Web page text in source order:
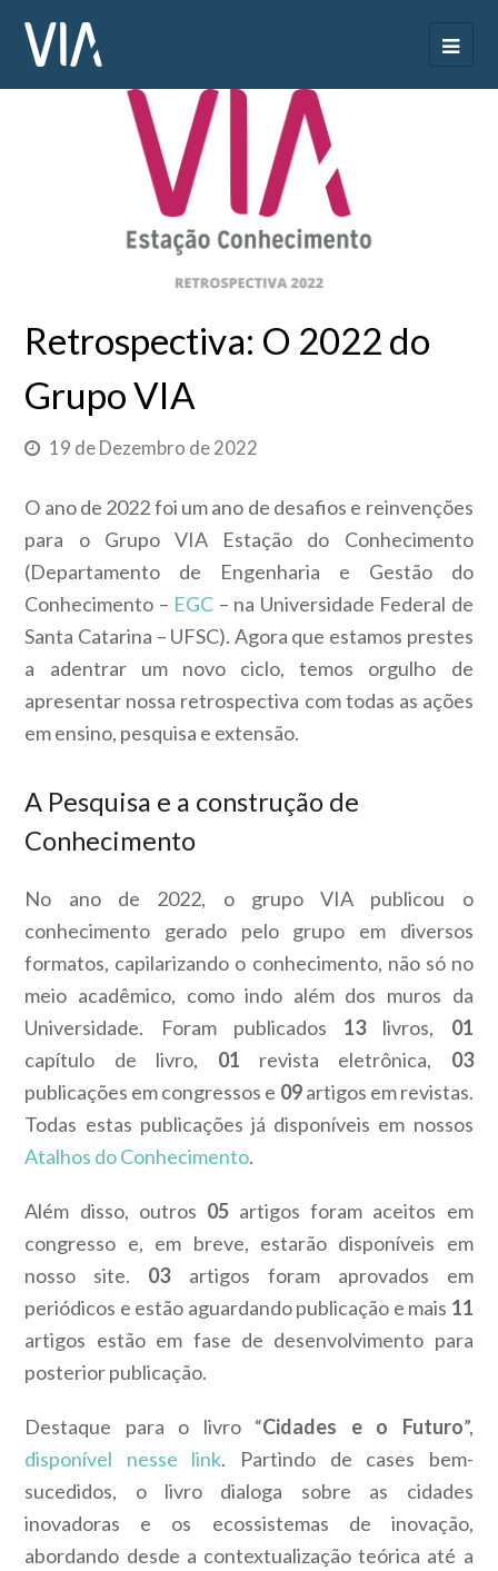
Retrospectiva: O 2022 do
Grupo VIA
19 de Dezembro de 2022
O ano de 2022 foi um ano de desafios e reinvenções
para o Grupo VIA Estação do Conhecimento
(Departamento de Engenharia e Gestão do
Conhecimento – EGC – na Universidade Federal de
Santa Catarina – UFSC). Agora que estamos prestes
a adentrar um novo ciclo, temos orgulho de
apresentar nossa retrospectiva com todas as ações
em ensino, pesquisa e extensão.
A Pesquisa e a construção de
Conhecimento
No ano de 2022, o grupo VIA publicou o
conhecimento gerado pelo grupo em diversos
formatos, capilarizando o conhecimento, não só no
meio acadêmico, como indo além dos muros da
Universidade. Foram publicados 13livros, 01
capítulo de livro, 01 revista eletrônica, 03
publicações em congressos e 09artigos em revistas.
Todas estas publicações já disponíveis em nossos
Atalhos do Conhecimento.
Além disso, outros 05artigos foram aceitos em
congresso e, em breve, estarão disponíveis em
nosso site. 03artigos foram aprovados em
periódicos e estão aguardando publicação e mais 11
artigos estão em fase de desenvolvimento para
posterior publicação.
Destaque para o livro “Cidades e o Futuro”,
disponível nesse link. Partindo de cases bem-
sucedidos, o livro dialoga sobre as cidades
inovadoras e os ecossistemas de inovação,
abordando desde a contextualização teórica até a